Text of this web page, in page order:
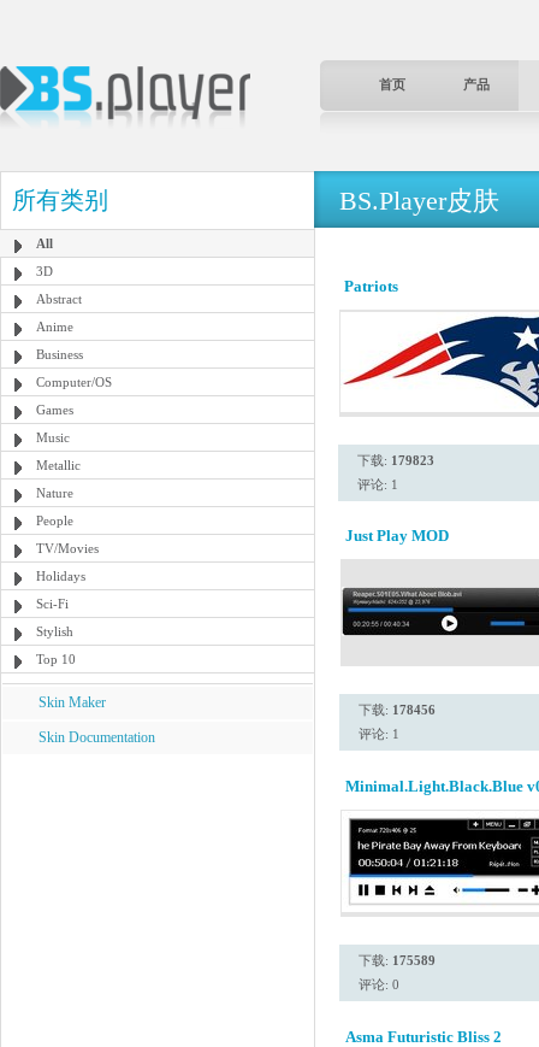
首页 产品
所有类别
All
3D
Abstract
Anime
Business
Computer/OS
Games
Music
Metallic
Nature
People
TV/Movies
Holidays
Sci-Fi
Stylish
Top 10
Skin Maker
Skin Documentation
BS.Player皮肤
Patriots
下载: 179823
评论: 1
Just Play MOD
下载: 178456
评论: 1
Minimal.Light.Black.Blue
下载: 175589
评论: 0
Asma Futuristic Bliss 2